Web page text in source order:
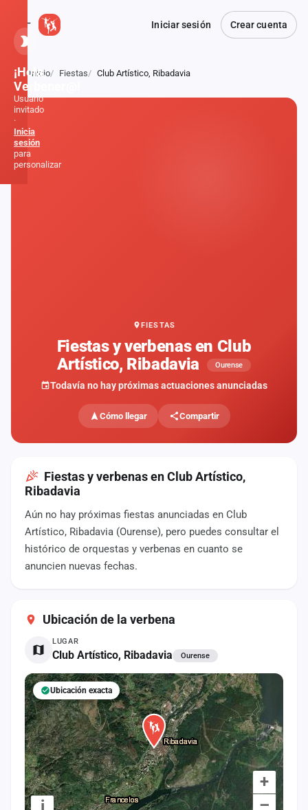
Iniciar sesión Crear cuenta
Atrás
Inicio Fiestas Club Artístico, Ribadavia
FIESTAS
Fiestas y verbenas en Club
Artístico, Ribadavia
Ourense
Todavía no hay próximas actuaciones anunciadas
Cómo llegar Compartir
Fiestas y verbenas en Club Artístico,
Ribadavia
Aún no hay próximas fiestas anunciadas en Club
Artístico, Ribadavia (Ourense), pero puedes consultar el
histórico de orquestas y verbenas en cuanto se
anuncien nuevas fechas.
Ubicación de la verbena
LUGAR
Club Artístico, Ribadavia Ourense
+
–
Ubicación exacta
¡Hola,
Verbener@!
Usuario
invitado
·
Inicia
sesión
para
personalizar
Componentes
Agencias
Rankings
Anuncios
Crear
cuenta
Administración
Contacto